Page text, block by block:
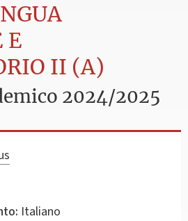
E
II (A)
2024/2025
Italiano